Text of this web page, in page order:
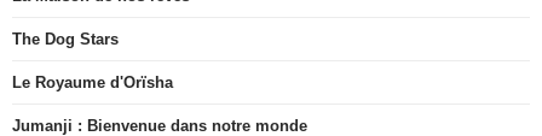
The Dog Stars
Le Royaume d'Orïsha
Jumanji : Bienvenue dans notre monde